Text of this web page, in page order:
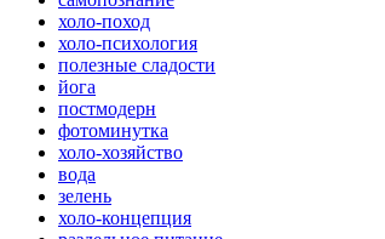
холо-поход
холо-психология
полезные сладости
йога
постмодерн
фотоминутка
холо-хозяйство
вода
зелень
холо-концепция